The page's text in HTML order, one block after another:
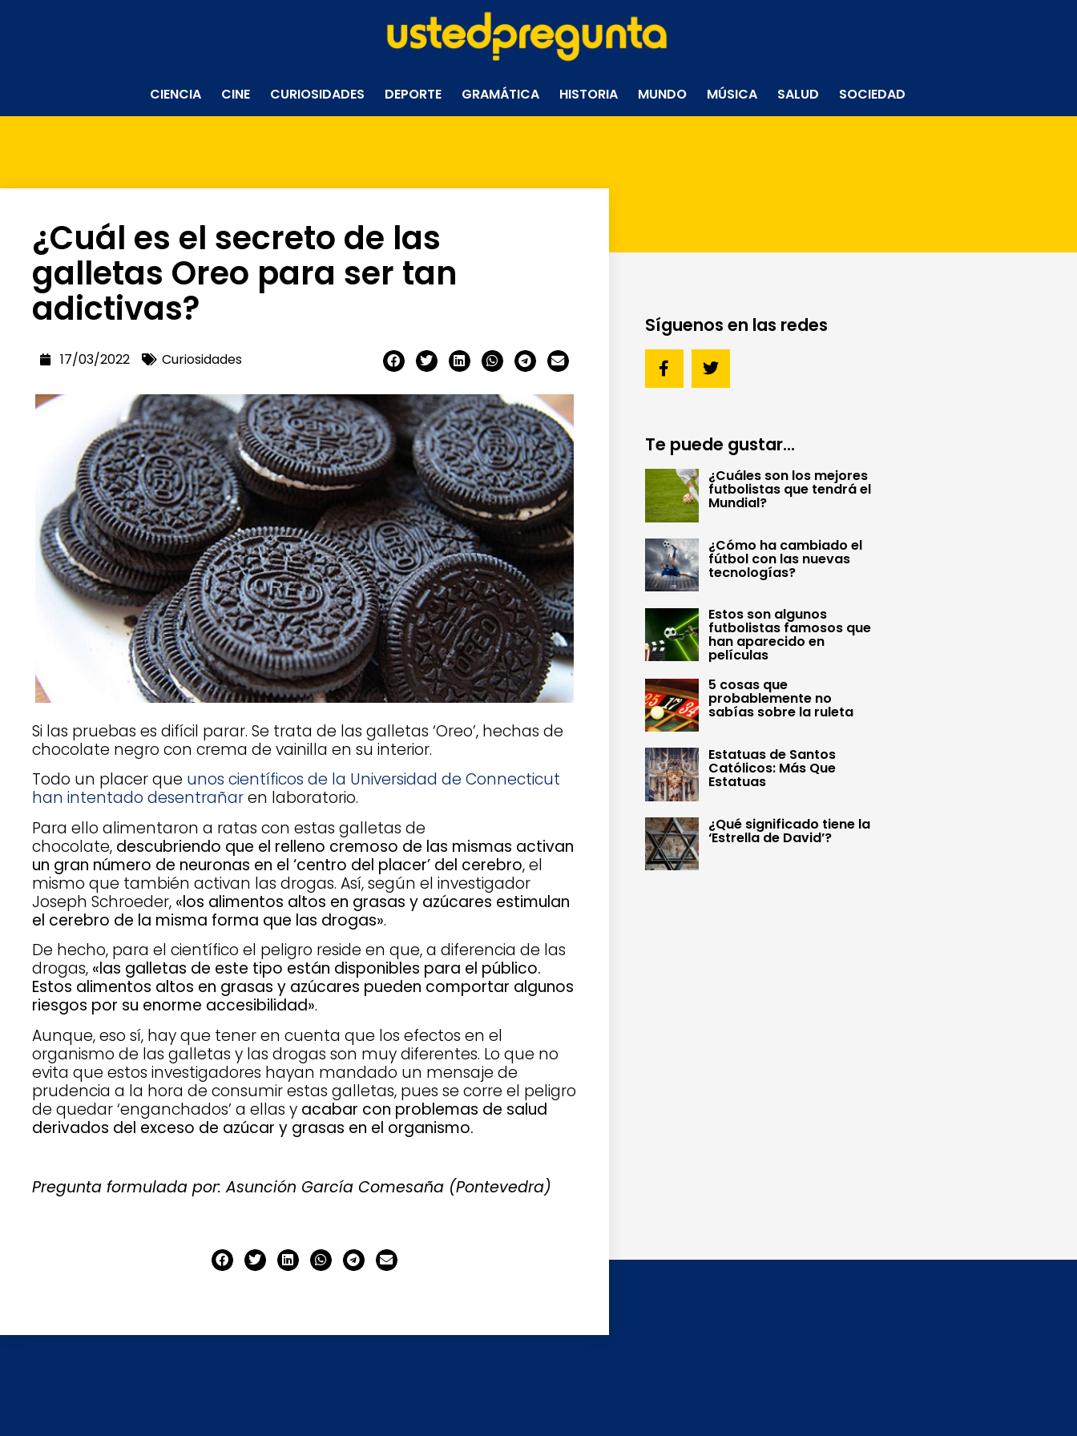
CIENCIA CINE CURIOSIDADES DEPORTE GRAMÁTICA HISTORIA MUNDO MÚSICA SALUD SOCIEDAD
¿Cuál es el secreto de las
galletas Oreo para ser tan
adictivas?
17/03/2022 Curiosidades
Si las pruebas es difícil parar. Se trata de las galletas ‘Oreo’, hechas de
chocolate negro con crema de vainilla en su interior.
Todo un placer que unos científicos de la Universidad de Connecticut
han intentado desentrañaren laboratorio.
Para ello alimentaron a ratas con estas galletas de
chocolate, descubriendo que el relleno cremoso de las mismas activan
un gran número de neuronas en el ‘centro del placer’ del cerebro, el
mismo que también activan las drogas. Así, según el investigador
Joseph Schroeder, «los alimentos altos en grasas y azúcares estimulan
el cerebro de la misma forma que las drogas».
De hecho, para el científico el peligro reside en que, a diferencia de las
drogas, «las galletas de este tipo están disponibles para el público.
Estos alimentos altos en grasas y azúcares pueden comportar algunos
riesgos por su enorme accesibilidad».
Aunque, eso sí, hay que tener en cuenta que los efectos en el
organismo de las galletas y las drogas son muy diferentes. Lo que no
evita que estos investigadores hayan mandado un mensaje de
prudencia a la hora de consumir estas galletas, pues se corre el peligro
de quedar ‘enganchados’ a ellas y acabar con problemas de salud
derivados del exceso de azúcar y grasas en el organismo.
Pregunta formulada por: Asunción García Comesaña (Pontevedra)
Síguenos en las redes
Te puede gustar...
¿Cuáles son los mejores
futbolistas que tendrá el
Mundial?
¿Cómo ha cambiado el
fútbol con las nuevas
tecnologías?
Estos son algunos
futbolistas famosos que
han aparecido en
películas
5 cosas que
probablemente no
sabías sobre la ruleta
Estatuas de Santos
Católicos: Más Que
Estatuas
¿Qué significado tiene la
‘Estrella de David’?